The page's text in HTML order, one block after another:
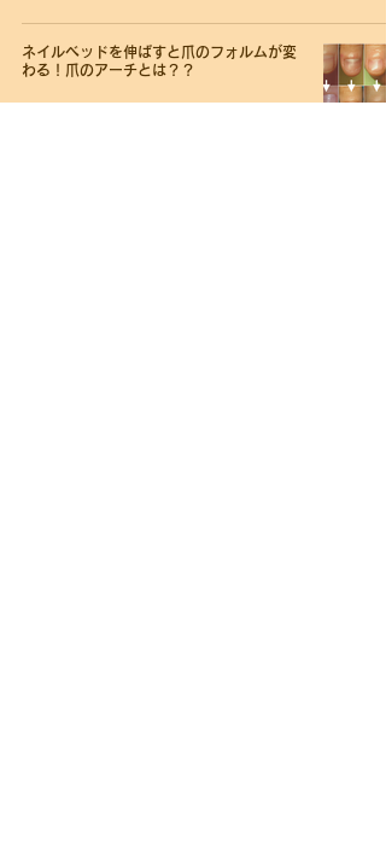
ネイルベッドを伸ばすと爪のフォルムが変
わる！爪のアーチとは？？